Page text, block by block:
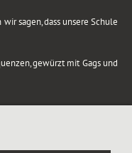
sagen, dass unsere Schule
gewürzt mit Gags und